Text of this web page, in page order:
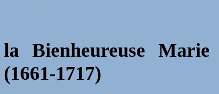
la Bienheureuse
(1661-1717)